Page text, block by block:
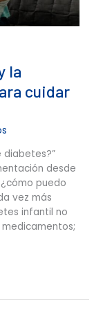
la
cuidar
diabetes?”
desde
puedo
vez más
infantil no